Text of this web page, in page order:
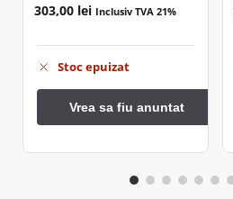
303,00 lei Inclusiv TVA 21%
Stoc epuizat